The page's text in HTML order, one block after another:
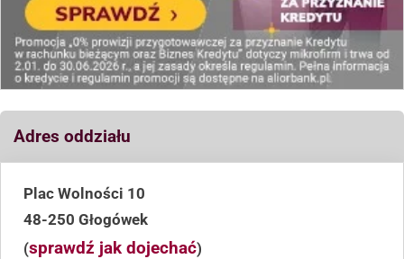
Adres oddziału
Plac Wolności 10
48-250 Głogówek
(sprawdź jak dojechać)